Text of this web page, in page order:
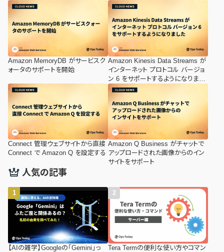
Amazon MemoryDB がサービスク
ォータのサポートを開始
Amazon Kinesis Data Streams が
インターネット プロトコル バージョ
ン 6 をサポートするようになりまし
た
Connect 管理ウェブサイトから直接
Connect で Amazon Q を設定する
Amazon Q Business がチャットで
アップロードされた画像からのイン
サイトをサポート
人気の記事
【AIの雑学】Googleの「Gemini」っ
Tera Termの便利な使い方やコマン